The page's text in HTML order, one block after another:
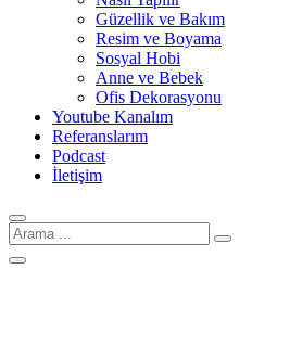
Güzellik ve Bakım
Resim ve Boyama
Sosyal Hobi
Anne ve Bebek
Ofis Dekorasyonu
Youtube Kanalım
Referanslarım
Podcast
İletişim
Arama
için: